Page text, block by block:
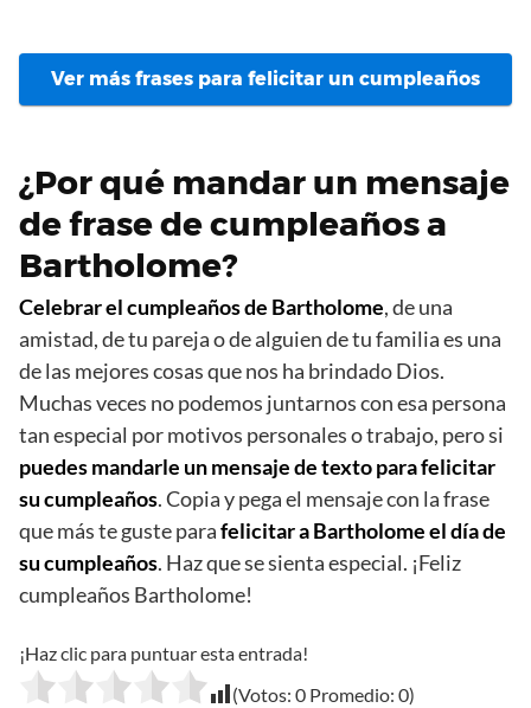
Ver más frases para felicitar un cumpleaños
¿Por qué mandar un mensaje
de frase de cumpleaños a
Bartholome?
Celebrar el cumpleaños de Bartholome, de una
amistad, de tu pareja o de alguien de tu familia es una
de las mejores cosas que nos ha brindado Dios.
Muchas veces no podemos juntarnos con esa persona
tan especial por motivos personales o trabajo, pero si
puedes mandarle un mensaje de texto para felicitar
su cumpleaños. Copia y pega el mensaje con la frase
que más te guste parafelicitar a Bartholome el día de
su cumpleaños. Haz que se sienta especial. ¡Feliz
cumpleaños Bartholome!
¡Haz clic para puntuar esta entrada!
(Votos: 0 Promedio: 0)